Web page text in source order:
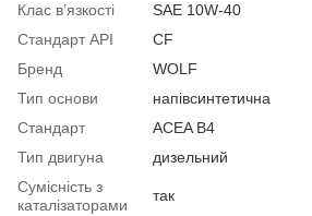
Клас в’язкості
SAE 10W-40
Стандарт API
CF
Бренд
WOLF
Тип основи
напівсинтетична
Стандарт
ACEA B4
Тип двигуна
дизельний
Сумісність з
каталізаторами
так